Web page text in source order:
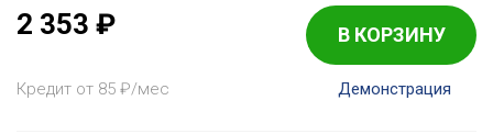
2 353 ₽ В КОРЗИНУ
Кредит от 85 ₽/мес Демонстрация